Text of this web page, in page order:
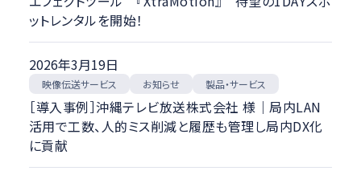
映像伝送サービス
ニュースカテゴリ
イベント・セミナー
お知らせ
ットレンタルを開始！
2026年3月19日
映像伝送サービス お知らせ 製品・サービス
［導入事例］沖縄テレビ放送株式会社 様｜局内LAN
活用で工数、人的ミス削減と履歴も管理し局内DX化
に貢献